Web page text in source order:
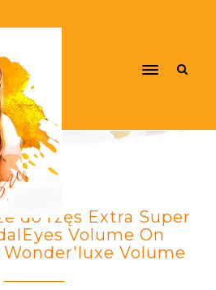
do rzęs Extra Super
Volume On
Wonder'luxe Volume